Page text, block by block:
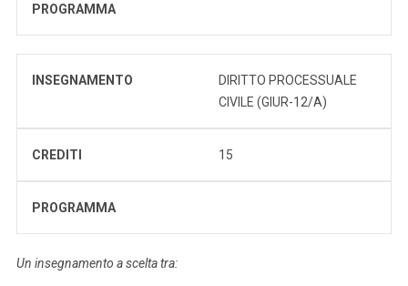
PROGRAMMA
INSEGNAMENTO
DIRITTO PROCESSUALE
CIVILE (GIUR-12/A)
CREDITI 15
PROGRAMMA
Un insegnamento a scelta tra: